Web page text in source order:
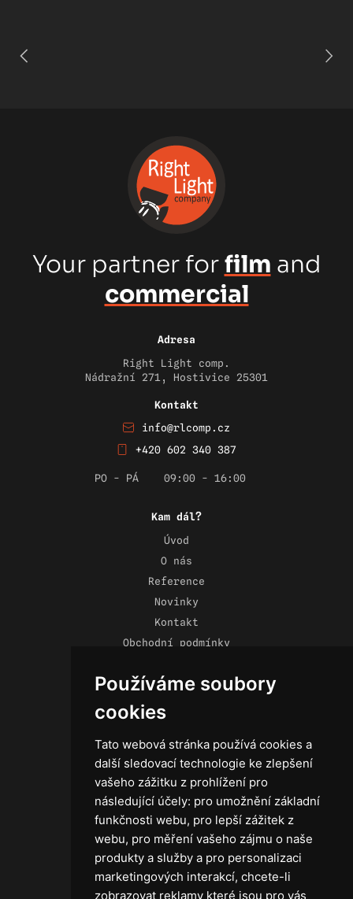
Používáme soubory
cookies
Tato webová stránka používá cookies a
další sledovací technologie ke zlepšení
vašeho zážitku z prohlížení pro
následující účely: pro umožnění základní
funkčnosti webu, pro lepší zážitek z
webu, pro měření vašeho zájmu o naše
produkty a služby a pro personalizaci
marketingových interakcí, chcete-li
zobrazovat reklamy které jsou pro vás
Your partner forfilm and
commercial
Adresa
Right Light comp.
Nádražní 271, Hostivice 25301
Kontakt
info@rlcomp.cz
+420 602 340 387
PO - PÁ 09:00 - 16:00
Kam dál?
Úvod
O nás
Reference
Novinky
Kontakt
Obchodní podmínky
Technika
Světla
Příslušenství ke světlům
Osvětlovací technika GRIP
Baterie
Stativy
Lighting control
Ostatní